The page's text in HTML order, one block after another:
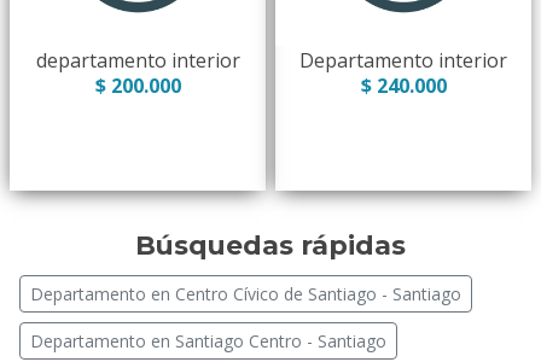
departamento interior
$ 200.000
Departamento interior
$ 240.000
Búsquedas rápidas
Departamento en Centro Cívico de Santiago - Santiago
Departamento en Santiago Centro - Santiago